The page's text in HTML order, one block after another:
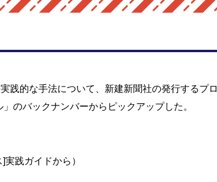
践的な手法について、新建新聞社の発行するプロ
のバックナンバーからピックアップした。
践ガイドから）